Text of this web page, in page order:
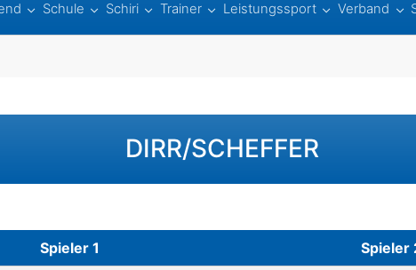
for "Beach"
Submenu for "Jugend"
Schule Submenu for "Schule"
Schiri Submenu for "Schiri"
Trainer Submenu for "Trainer"
Leistungssport Submenu for
Verband
DIRR/SCHEFFER
Spieler 1 Spieler